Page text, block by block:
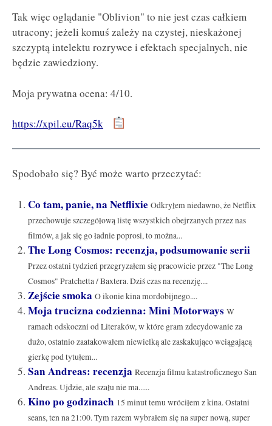
Tak więc oglądanie "Oblivion" to nie jest czas całkiem
utracony; jeżeli komuś zależy na czystej, nieskażonej
szczyptą intelektu rozrywce i efektach specjalnych, nie
będzie zawiedziony.
Moja prywatna ocena: 4/10.
https://xpil.eu/Raq5k
Spodobało się? Być może warto przeczytać:
Co tam, panie, na Netflixie Odkryłem niedawno, że Netflix
przechowuje szczegółową listę wszystkich obejrzanych przez nas
filmów, a jak się go ładnie poprosi, to można...
The Long Cosmos: recenzja, podsumowanie serii
Przez ostatni tydzień przegryzałem się pracowicie przez "The Long
Cosmos" Pratchetta / Baxtera. Dziś czas na recenzję....
Zejście smoka O ikonie kina mordobijnego....
Moja trucizna codzienna: Mini Motorways W
ramach odskoczni od Literaków, w które gram zdecydowanie za
dużo, ostatnio zaatakowałem niewielką ale zaskakująco wciągającą
gierkę pod tytułem...
San Andreas: recenzja Recenzja filmu katastroficznego San
Andreas. Ujdzie, ale szału nie ma......
Kino po godzinach 15 minut temu wróciłem z kina. Ostatni
seans, ten na 21:00. Tym razem wybrałem się na super nową, super